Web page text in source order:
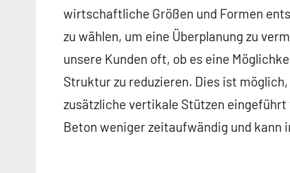
wirtschaftliche Größen und Formen
zu wählen, um eine Überplanung zu
unsere Kunden oft, ob es eine
Struktur zu reduzieren. Dies ist
zusätzliche vertikale Stützen eingeführt
Beton weniger zeitaufwändig und kann